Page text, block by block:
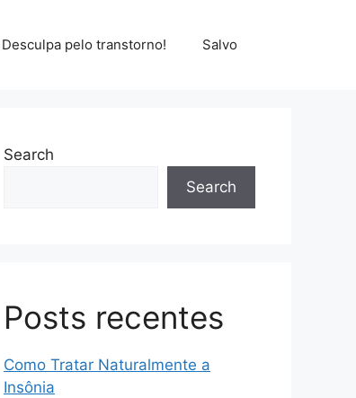
Desculpa pelo transtorno! Salvo
Search
Search
Posts recentes
Como Tratar Naturalmente a
Insônia